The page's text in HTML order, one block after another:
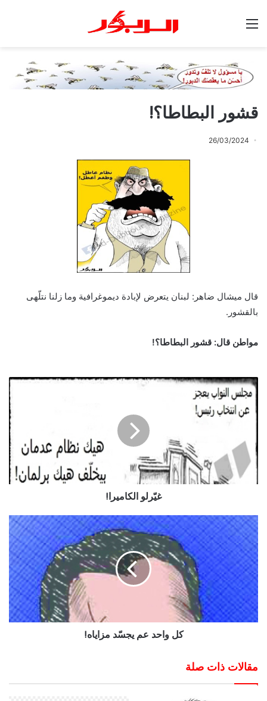
قشور البطاطا؟!
26/03/2024
قال ميشال ضاهر: لبنان يتعرض لإبادة ديموغرافية وما زلنا نتلّهى
بالقشور.
مواطن قال: قشور البطاطا؟!
غيّرلو الكاميرا!
كل واحد عم يجسّد مزاياه!
مقالات ذات صلة